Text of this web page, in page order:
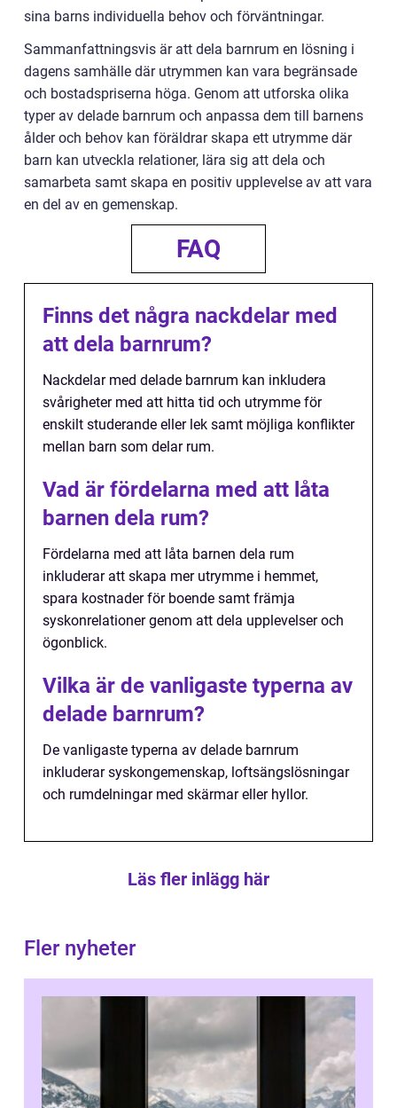
sina barns individuella behov och förväntningar.
Sammanfattningsvis är att dela barnrum en lösning i
dagens samhälle där utrymmen kan vara begränsade
och bostadspriserna höga. Genom att utforska olika
typer av delade barnrum och anpassa dem till barnens
ålder och behov kan föräldrar skapa ett utrymme där
barn kan utveckla relationer, lära sig att dela och
samarbeta samt skapa en positiv upplevelse av att vara
en del av en gemenskap.
FAQ
Finns det några nackdelar med
att dela barnrum?
Nackdelar med delade barnrum kan inkludera
svårigheter med att hitta tid och utrymme för
enskilt studerande eller lek samt möjliga konflikter
mellan barn som delar rum.
Vad är fördelarna med att låta
barnen dela rum?
Fördelarna med att låta barnen dela rum
inkluderar att skapa mer utrymme i hemmet,
spara kostnader för boende samt främja
syskonrelationer genom att dela upplevelser och
ögonblick.
Vilka är de vanligaste typerna av
delade barnrum?
De vanligaste typerna av delade barnrum
inkluderar syskongemenskap, loftsängslösningar
och rumdelningar med skärmar eller hyllor.
Läs fler inlägg här
Fler nyheter